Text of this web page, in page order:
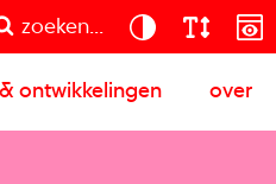
zoeken...
ontwikkelingen over